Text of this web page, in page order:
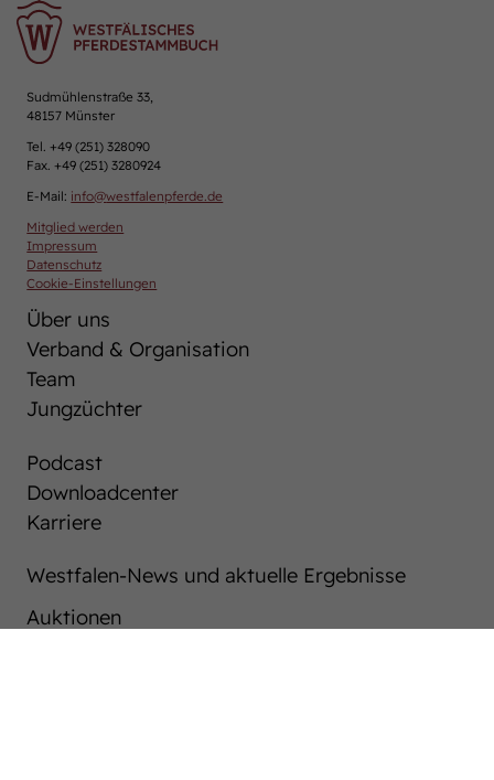
Sudmühlenstraße 33,
48157 Münster
Tel. +49 (251) 328090
Fax. +49 (251) 3280924
E-Mail: info@westfalenpferde.de
Mitglied werden
Impressum
Datenschutz
Cookie-Einstellungen
Über uns
Verband & Organisation
Team
Jungzüchter
Podcast
Downloadcenter
Karriere
Westfalen-News und aktuelle Ergebnisse
Auktionen